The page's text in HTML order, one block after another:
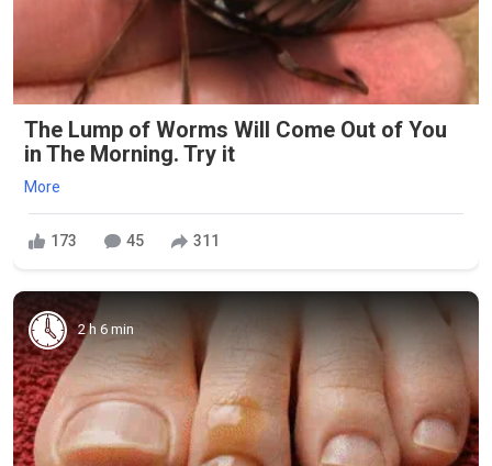
The Lump of Worms Will Come Out of You
in The Morning. Try it
More
173 45 311
2 h 6 min